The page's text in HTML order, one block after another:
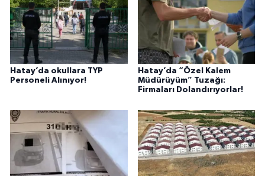
Hatay’da okullara TYP
Personeli Alınıyor!
Hatay’da “Özel Kalem
Müdürüyüm” Tuzağı:
Firmaları Dolandırıyorlar!